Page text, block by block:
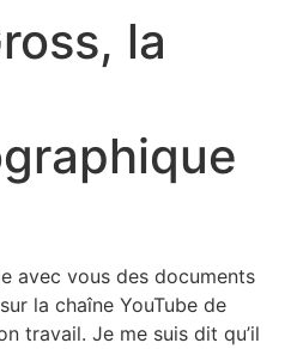
la
avec vous des documents
la chaîne YouTube de
travail. Je me suis dit qu’il